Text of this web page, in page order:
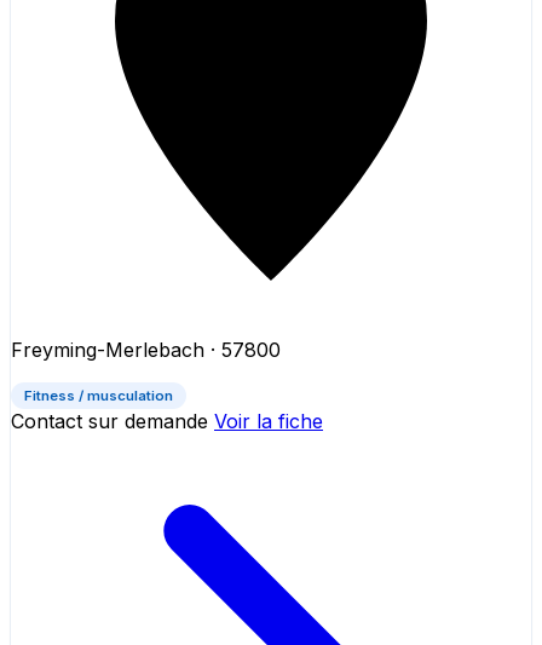
Freyming-Merlebach · 57800
Fitness / musculation
Contact sur demande Voir la fiche